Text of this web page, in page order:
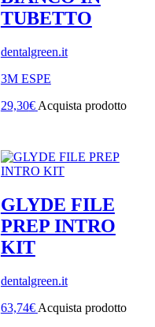
TUBETTO
dentalgreen.it
3M ESPE
29,30€ Acquista prodotto
GLYDE FILE
PREP INTRO
KIT
dentalgreen.it
63,74€ Acquista prodotto